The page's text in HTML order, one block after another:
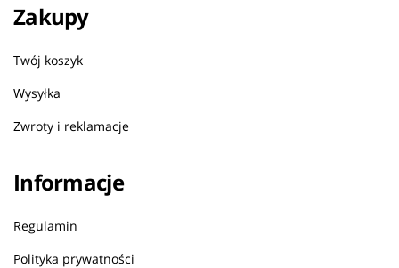
Zakupy
Twój koszyk
Wysyłka
Zwroty i reklamacje
Informacje
Regulamin
Polityka prywatności